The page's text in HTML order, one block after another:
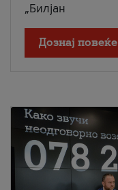
„Билјан
Дознај повеќе